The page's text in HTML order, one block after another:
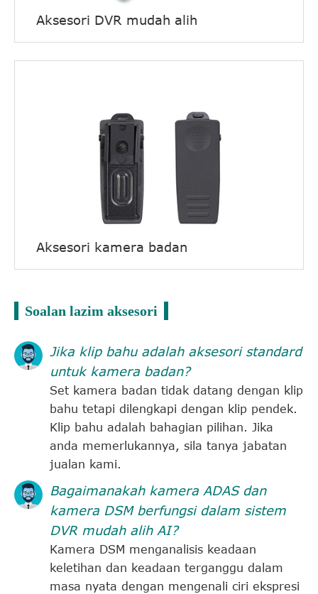
Aksesori DVR mudah alih
Aksesori kamera badan
Soalan lazim aksesori
Jika klip bahu adalah aksesori standard
untuk kamera badan?
Set kamera badan tidak datang dengan klip
bahu tetapi dilengkapi dengan klip pendek.
Klip bahu adalah bahagian pilihan. Jika
anda memerlukannya, sila tanya jabatan
jualan kami.
Bagaimanakah kamera ADAS dan
kamera DSM berfungsi dalam sistem
DVR mudah alih AI?
Kamera DSM menganalisis keadaan
keletihan dan keadaan terganggu dalam
masa nyata dengan mengenali ciri ekspresi